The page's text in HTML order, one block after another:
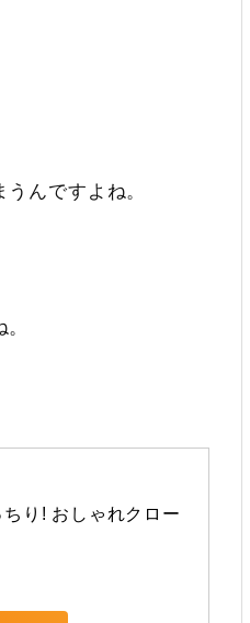
んですよね。
り! おしゃれクロー